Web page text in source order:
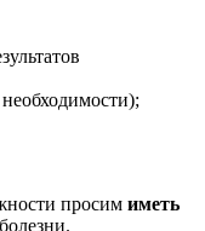
просим иметь